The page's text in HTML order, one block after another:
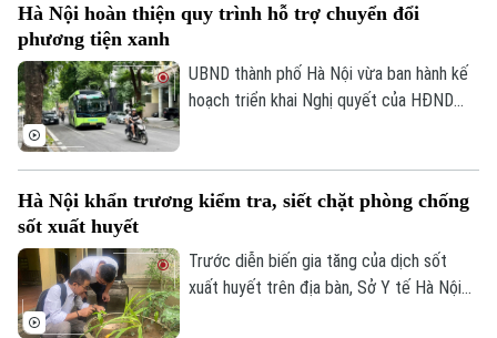
biệt bằng việc đầu tư nâng cấp hệ thống
phòng chống thiên tai trong mùa mưa lũ
2026.
Hà Nội hoàn thiện quy trình hỗ trợ chuyển đổi
phương tiện xanh
UBND thành phố Hà Nội vừa ban hành kế
hoạch triển khai Nghị quyết của HĐND
thời khuyến khích người dân sử dụng giao
Hà Nội khẩn trương kiểm tra, siết chặt phòng chống
sốt xuất huyết
Trước diễn biến gia tăng của dịch sốt
xuất huyết trên địa bàn, Sở Y tế Hà Nội